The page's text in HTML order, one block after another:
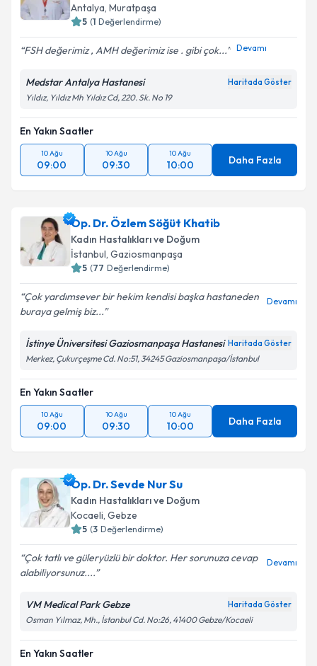
Antalya, Muratpaşa
5 (1 Değerlendirme)
FSH değerimiz , AMH değerimiz ise . gibi çok... Devamı
Medstar Antalya Hastanesi Haritada Göster
Yıldız, Yıldız Mh Yıldız Cd, 220. Sk. No 19
En Yakın Saatler
10 Ağu
09:00
10 Ağu
09:30
10 Ağu
10:00 Daha Fazla
Op. Dr. Özlem Söğüt Khatib
Kadın Hastalıkları ve Doğum
İstanbul, Gaziosmanpaşa
5 (77 Değerlendirme)
Çok yardımsever bir hekim kendisi başka hastaneden
buraya gelmiş biz...
Devamı
İstinye Üniversitesi Gaziosmanpaşa Hastanesi Haritada Göster
Merkez, Çukurçeşme Cd. No:51, 34245 Gaziosmanpaşa/İstanbul
En Yakın Saatler
10 Ağu
09:00
10 Ağu
09:30
10 Ağu
10:00 Daha Fazla
Op. Dr. Sevde Nur Su
Kadın Hastalıkları ve Doğum
Kocaeli, Gebze
5 (3 Değerlendirme)
Çok tatlı ve güleryüzlü bir doktor. Her sorunuza cevap
alabiliyorsunuz....
Devamı
VM Medical Park Gebze Haritada Göster
Osman Yılmaz, Mh., İstanbul Cd. No:26, 41400 Gebze/Kocaeli
En Yakın Saatler